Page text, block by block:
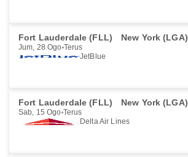
Fort Lauderdale (FLL) New York (LGA)
Jum, 28 Ogo Terus
JetBlue
Fort Lauderdale (FLL) New York (LGA)
Sab, 15 Ogo Terus
Delta Air Lines